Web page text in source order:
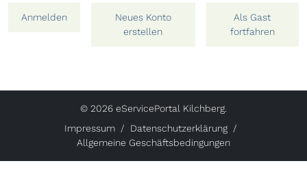
Anmelden
Neues Konto
erstellen
Als Gast
fortfahren
© 2026 eServicePortal Kilchberg.
Impressum
Datenschutzerklärung
Allgemeine Geschäftsbedingungen